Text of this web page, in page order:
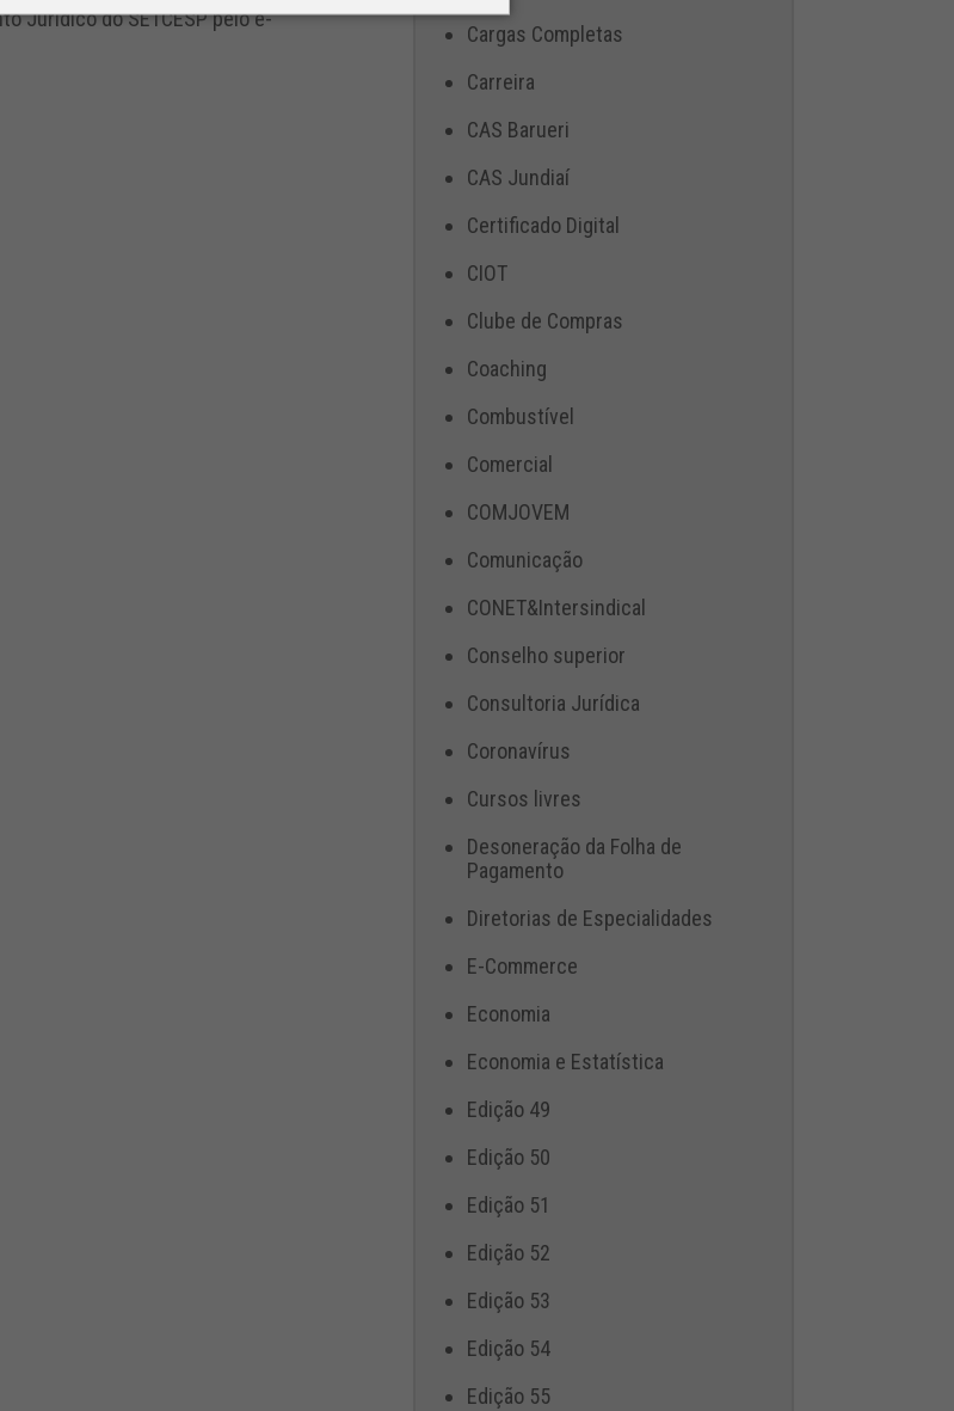
Jurídico do SETCESP pelo e-
Cargas Completas
Carreira
CAS Barueri
CAS Jundiaí
Certificado Digital
CIOT
Clube de Compras
Coaching
Combustível
Comercial
COMJOVEM
Comunicação
CONET&Intersindical
Conselho superior
Consultoria Jurídica
Coronavírus
Cursos livres
Desoneração da Folha de
Pagamento
Diretorias de Especialidades
E-Commerce
Economia
Economia e Estatística
Edição 49
Edição 50
Edição 51
Edição 52
Edição 53
Edição 54
Edição 55